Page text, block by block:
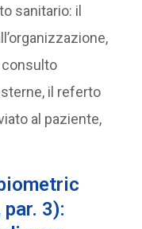
sanitario: il
consulto
il referto
al paziente,
3):